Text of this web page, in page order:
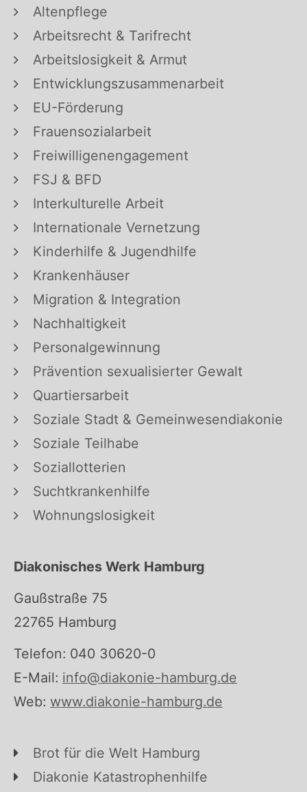
Altenpflege
Arbeitsrecht & Tarifrecht
Arbeitslosigkeit & Armut
Entwicklungszusammenarbeit
EU-Förderung
Frauensozialarbeit
Freiwilligenengagement
FSJ & BFD
Interkulturelle Arbeit
Internationale Vernetzung
Kinderhilfe & Jugendhilfe
Krankenhäuser
Migration & Integration
Nachhaltigkeit
Personalgewinnung
Prävention sexualisierter Gewalt
Quartiersarbeit
Soziale Stadt & Gemeinwesendiakonie
Soziale Teilhabe
Soziallotterien
Suchtkrankenhilfe
Wohnungslosigkeit
Diakonisches Werk Hamburg
Gaußstraße 75
22765 Hamburg
Telefon: 040 30620-0
E-Mail: info@diakonie-hamburg.de
Web: www.diakonie-hamburg.de
Brot für die Welt Hamburg
Diakonie Katastrophenhilfe